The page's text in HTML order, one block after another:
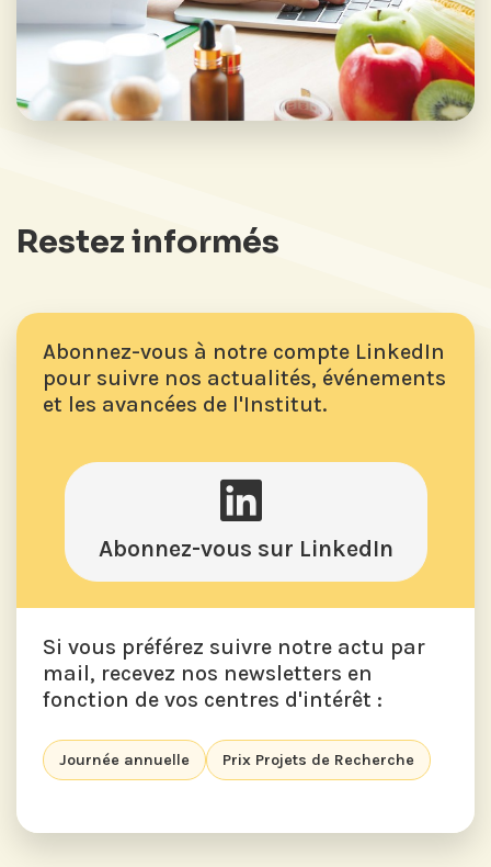
Restez informés
Abonnez-vous à notre compte LinkedIn
pour suivre nos actualités, événements
et les avancées de l'Institut.
Abonnez-vous sur LinkedIn
Si vous préférez suivre notre actu par
mail, recevez nos newsletters en
fonction de vos centres d'intérêt :
Journée annuelle Prix Projets de Recherche